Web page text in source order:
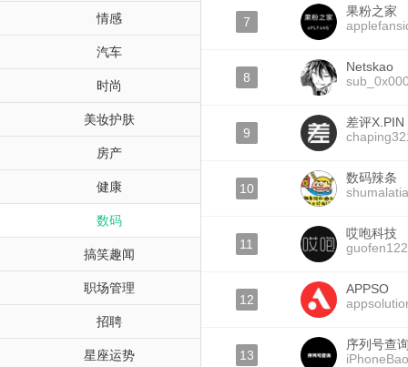
情感
汽车
时尚
美妆护肤
房产
健康
数码
搞笑趣闻
职场管理
招聘
星座运势
7
果粉之家
8
Netskao
9
差评X.PIN
10
数码辣条
11
哎咆科技
12
APPSO
13
序列号查